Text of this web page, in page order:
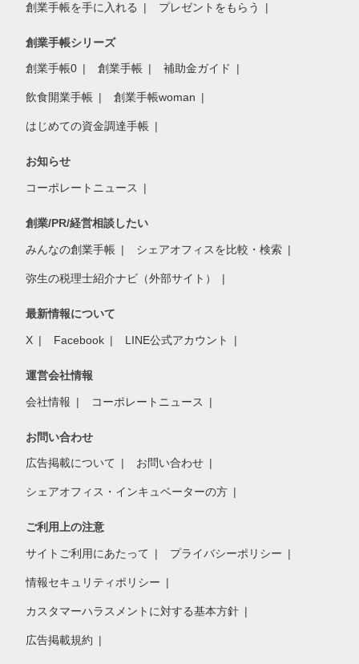
創業手帳を手に入れる プレゼントをもらう
創業手帳シリーズ
創業手帳0 創業手帳 補助金ガイド
飲食開業手帳 創業手帳woman
はじめての資金調達手帳
お知らせ
コーポレートニュース
創業/PR/経営相談したい
みんなの創業手帳 シェアオフィスを比較・検索
弥生の税理士紹介ナビ（外部サイト）
最新情報について
X Facebook LINE公式アカウント
運営会社情報
会社情報 コーポレートニュース
お問い合わせ
広告掲載について お問い合わせ
シェアオフィス・インキュベーターの方
ご利用上の注意
サイトご利用にあたって プライバシーポリシー
情報セキュリティポリシー
カスタマーハラスメントに対する基本方針
広告掲載規約